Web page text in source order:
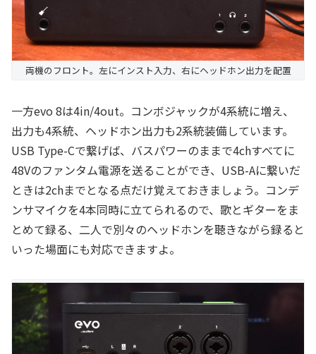
両機のフロント。左にインスト入力、右にヘッドホン出力を配置
一方evo 8は4in/4out。コンボジャックが4系統に増え、
出力も4系統、ヘッドホン出力も2系統装備しています。
USB Type-Cで繋げば、バスパワーのままで4chすべてに
48Vのファンタム電源を送ることができ、USB-Aに繋いだ
ときは2chまでとなる点だけ覚えておきましょう。コンデ
ンサマイクを4本同時に立てられるので、歌とギターをま
とめて録る、二人で別々のヘッドホンを聴きながら録ると
いった場面にも対応できますよ。